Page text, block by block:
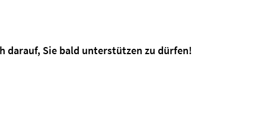
darauf, Sie bald unterstützen zu dürfen!